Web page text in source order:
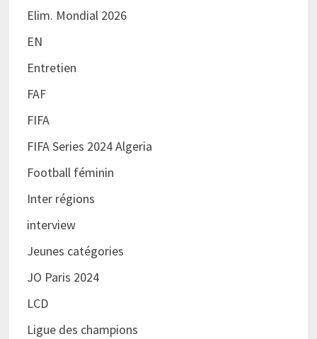
Elim. Mondial 2026
EN
Entretien
FAF
FIFA
FIFA Series 2024 Algeria
Football féminin
Inter régions
interview
Jeunes catégories
JO Paris 2024
LCD
Ligue des champions